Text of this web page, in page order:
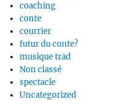
coaching
conte
courrier
futur du conte?
musique trad
Non classé
spectacle
Uncategorized